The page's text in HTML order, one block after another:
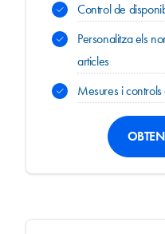
Control de
Personalitza els
articles
Mesures i